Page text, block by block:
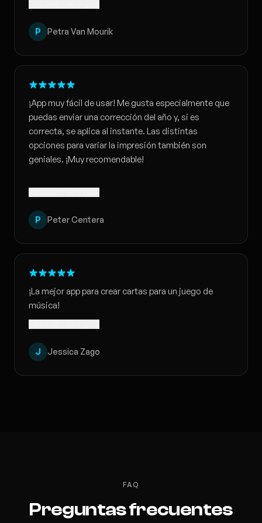
P Petra Van Mourik
¡App muy fácil de usar! Me gusta especialmente que
puedas enviar una corrección del año y, si es
correcta, se aplica al instante. Las distintas
opciones para variar la impresión también son
geniales. ¡Muy recomendable!
P Peter Centera
¡La mejor app para crear cartas para un juego de
música!
J Jessica Zago
FAQ
Preguntas frecuentes